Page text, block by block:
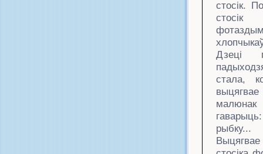
стосік.
Дзеці
стала,